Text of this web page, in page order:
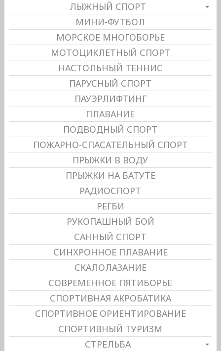
ЛЫЖНЫЙ СПОРТ
МИНИ-ФУТБОЛ
МОРСКОЕ МНОГОБОРЬЕ
МОТОЦИКЛЕТНЫЙ СПОРТ
НАСТОЛЬНЫЙ ТЕННИС
ПАРУСНЫЙ СПОРТ
ПАУЭРЛИФТИНГ
ПЛАВАНИЕ
ПОДВОДНЫЙ СПОРТ
ПОЖАРНО-СПАСАТЕЛЬНЫЙ СПОРТ
ПРЫЖКИ В ВОДУ
ПРЫЖКИ НА БАТУТЕ
РАДИОСПОРТ
РЕГБИ
РУКОПАШНЫЙ БОЙ
САННЫЙ СПОРТ
СИНХРОННОЕ ПЛАВАНИЕ
СКАЛОЛАЗАНИЕ
СОВРЕМЕННОЕ ПЯТИБОРЬЕ
СПОРТИВНАЯ АКРОБАТИКА
СПОРТИВНОЕ ОРИЕНТИРОВАНИЕ
СПОРТИВНЫЙ ТУРИЗМ
СТРЕЛЬБА